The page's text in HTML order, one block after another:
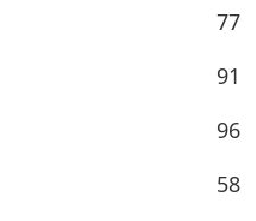
77
91
96
58